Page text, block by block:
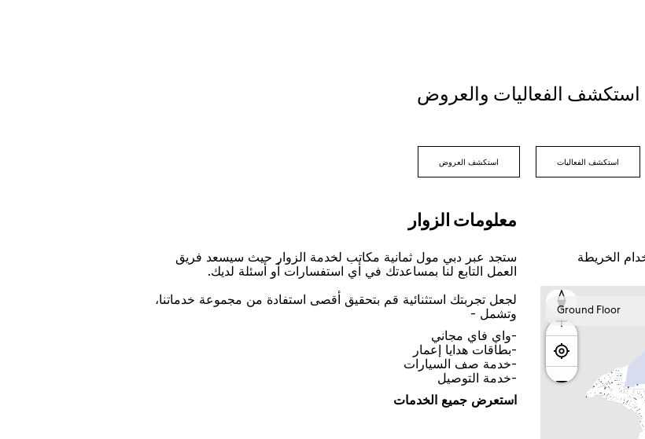
اﺳﺘﻜﺸﻒ اﻟﻔﻌﺎﻟﻴﺎﺕ ﻭاﻟﻌﺮﻭﺽ
اﺳﺘﻜﺸﻒ اﻟﻔﻌﺎﻟﻴﺎﺕ اﺳﺘﻜﺸﻒ اﻟﻌﺮﻭﺽ
اﻟﺨﺮﻳﻄﺔ
ﻣﻌﻠﻮﻣﺎﺕ اﻟﺰﻭاﺭ
ﺳﺘﺠﺪ ﻋﺒﺮ ﺩﺑﻲ ﻣﻮﻝ ﺛﻤﺎﻧﻴﺔ ﻣﻜﺎﺗﺐ ﻟﺨﺪﻣﺔ اﻟﺰﻭاﺭ ﺣﻴﺚ ﺳﻴﺴﻌﺪ ﻓﺮﻳﻖ
اﻟﻌﻤﻞ اﻟﺘﺎﺑﻊ ﻟﻨﺎ ﺑﻤﺴﺎﻋﺪﺗﻚ ﻓﻲ ﺃﻱ اﺳﺘﻔﺴﺎﺭاﺕ ﺃﻭ ﺃﺳﺌﻠﺔ ﻟﺪﻳﻚ.
ﻟﺠﻌﻞ ﺗﺠﺮﺑﺘﻚ اﺳﺘﺜﻨﺎﺋﻴﺔ ﻗﻢ ﺑﺘﺤﻘﻴﻖ ﺃﻗﺼﻰ اﺳﺘﻔﺎﺩﺓ ﻣﻦ ﻣﺠﻤﻮﻋﺔ ﺧﺪﻣﺎﺗﻨﺎ،
ﻭﺗﺸﻤﻞ -
-ﻭاﻱ ﻓﺎﻱ ﻣﺠﺎﻧﻲ
-ﺑﻄﺎﻗﺎﺕ ﻫﺪاﻳﺎ ﺇﻋﻤﺎﺭ
-ﺧﺪﻣﺔ ﺻﻒ اﻟﺴﻴﺎﺭاﺕ
-ﺧﺪﻣﺔ اﻟﺘﻮﺻﻴﻞ
اﺳﺘﻌﺮﺽ ﺟﻤﻴﻊ اﻟﺨﺪﻣﺎﺕ